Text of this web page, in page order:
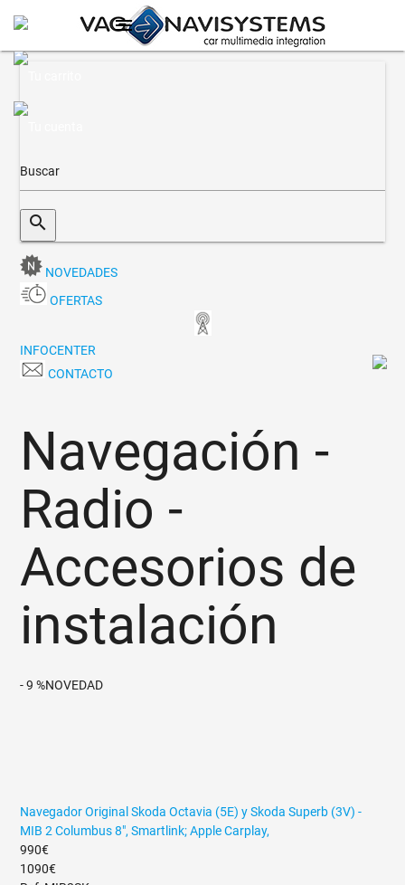
menu
search
NOVEDADES
OFERTAS
INFOCENTER
CONTACTO
Navegación -
Radio -
Accesorios de
instalación
- 9 %NOVEDAD
Navegador Original Skoda Octavia (5E) y Skoda Superb (3V) -
MIB 2 Columbus 8", Smartlink; Apple Carplay,
990€
1090€